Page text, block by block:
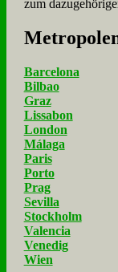
zum
Barcelona
Bilbao
Graz
Lissabon
London
Málaga
Paris
Porto
Prag
Sevilla
Stockholm
Valencia
Venedig
Wien